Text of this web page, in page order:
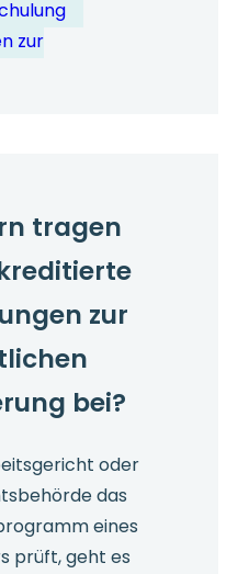
Unterlagen
die
Schulung
von
aufbewahren?
zur
tragen
zur
bei?
oder
das
eines
prüft, geht es